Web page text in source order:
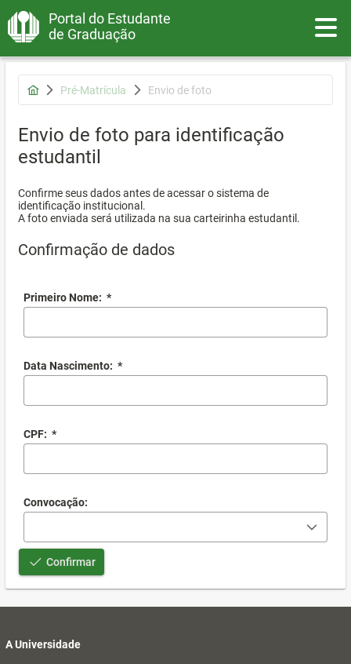
Portal do Estudante
de Graduação
Pré-Matrícula Envio de foto
Envio de foto para identificação
estudantil
Confirme seus dados antes de acessar o sistema de
identificação institucional.
A foto enviada será utilizada na sua carteirinha estudantil.
Confirmação de dados
Primeiro Nome: *
Data Nascimento: *
CPF: *
Convocação:
Confirmar
A Universidade